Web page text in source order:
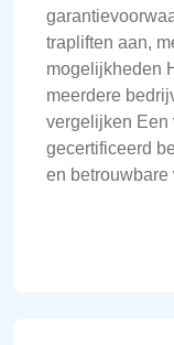
trapliften aan,
mogelijkheden
meerdere
vergelijken Een
gecertificeerd
en betrouwbare